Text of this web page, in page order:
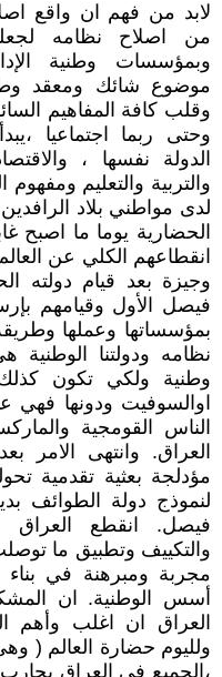
لابد من فهم ان واقع
من اصلاح نظامه
وبمؤسسات وطنية
موضوع شائك ومعقد
وقلب كافة المفاهيم
وحتى ربما اجتماعيا
الدولة نفسها ،
والتربية والتعليم
لدى مواطني بلاد
الحضارية يوما ما اصبح
انقطاعهم الكلي عن
وجيزة بعد قيام دولته
فيصل الأول وقيامهم
بمؤسساتها وعملها
نظامه ودولتنا الوطنية
وطنية ولكي تكون كذلك
اوالسوفيت ودونها فهي
الناس القومجية
العراق. وانتهى الامر
مؤدلجة بعثية تقدمية
لنموذج دولة الطوائف
فيصل. انقطع
والتكييف وتطبيق ما
مجربة ومبرهنة في بناء
أسس الوطنية. ان
العراق ان اغلب وأهم
ولليوم حضارة العالم (
،الجميع في العراق